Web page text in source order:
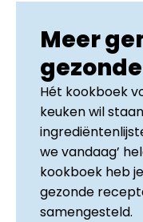
Meer
Hét kookboek
keuken wil
we vandaag’
kookboek heb
gezonde
samengesteld.